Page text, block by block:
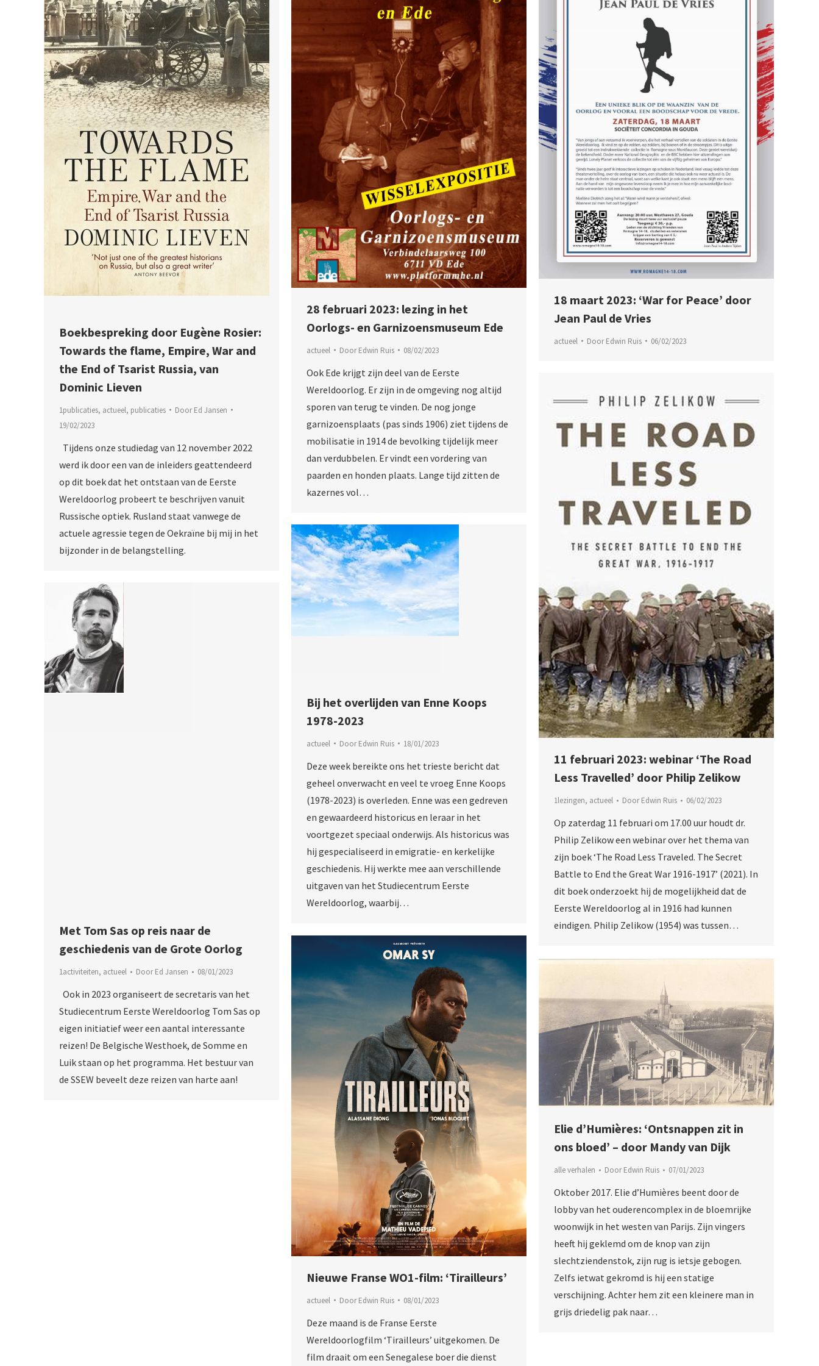
Boekbespreking door Eugène Rosier:
Towards the flame, Empire, War and
the End of Tsarist Russia, van
Dominic Lieven
1publicaties, actueel, publicaties DoorEd Jansen
19/02/2023
Tijdens onze studiedag van 12 november 2022
werd ik door een van de inleiders geattendeerd
op dit boek dat het ontstaan van de Eerste
Wereldoorlog probeert te beschrijven vanuit
Russische optiek. Rusland staat vanwege de
actuele agressie tegen de Oekraïne bij mij in het
bijzonder in de belangstelling.
28 februari 2023: lezing in het
Oorlogs- en Garnizoensmuseum Ede
actueel DoorEdwin Ruis 08/02/2023
Ook Ede krijgt zijn deel van de Eerste
Wereldoorlog. Er zijn in de omgeving nog altijd
sporen van terug te vinden. De nog jonge
garnizoensplaats (pas sinds 1906) ziet tijdens de
mobilisatie in 1914 de bevolking tijdelijk meer
dan verdubbelen. Er vindt een vordering van
paarden en honden plaats. Lange tijd zitten de
kazernes vol…
18 maart 2023: ‘War for Peace’ door
Jean Paul de Vries
actueel DoorEdwin Ruis 06/02/2023
11 februari 2023: webinar ‘The Road
Less Travelled’ door Philip Zelikow
1lezingen, actueel DoorEdwin Ruis 06/02/2023
Op zaterdag 11 februari om 17.00 uur houdt dr.
Philip Zelikow een webinar over het thema van
zijn boek ‘The Road Less Traveled. The Secret
Battle to End the Great War 1916-1917’ (2021). In
dit boek onderzoekt hij de mogelijkheid dat de
Eerste Wereldoorlog al in 1916 had kunnen
eindigen. Philip Zelikow (1954) was tussen…
Bij het overlijden van Enne Koops
1978-2023
actueel DoorEdwin Ruis 18/01/2023
Deze week bereikte ons het trieste bericht dat
geheel onverwacht en veel te vroeg Enne Koops
(1978-2023) is overleden. Enne was een gedreven
en gewaardeerd historicus en leraar in het
voortgezet speciaal onderwijs. Als historicus was
hij gespecialiseerd in emigratie- en kerkelijke
geschiedenis. Hij werkte mee aan verschillende
uitgaven van het Studiecentrum Eerste
Wereldoorlog, waarbij…
Met Tom Sas op reis naar de
geschiedenis van de Grote Oorlog
1activiteiten, actueel DoorEd Jansen 08/01/2023
Ook in 2023 organiseert de secretaris van het
Studiecentrum Eerste Wereldoorlog Tom Sas op
eigen initiatief weer een aantal interessante
reizen! De Belgische Westhoek, de Somme en
Luik staan op het programma. Het bestuur van
de SSEW beveelt deze reizen van harte aan!
Nieuwe Franse WO1-film: ‘Tirailleurs’
actueel DoorEdwin Ruis 08/01/2023
Deze maand is de Franse Eerste
Wereldoorlogfilm ‘Tirailleurs’ uitgekomen. De
film draait om een Senegalese boer die dienst
Elie d’Humières: ‘Ontsnappen zit in
ons bloed’ – door Mandy van Dijk
alle verhalen DoorEdwin Ruis 07/01/2023
Oktober 2017. Elie d’Humières beent door de
lobby van het ouderencomplex in de bloemrijke
woonwijk in het westen van Parijs. Zijn vingers
heeft hij geklemd om de knop van zijn
slechtziendenstok, zijn rug is ietsje gebogen.
Zelfs ietwat gekromd is hij een statige
verschijning. Achter hem zit een kleinere man in
grijs driedelig pak naar…